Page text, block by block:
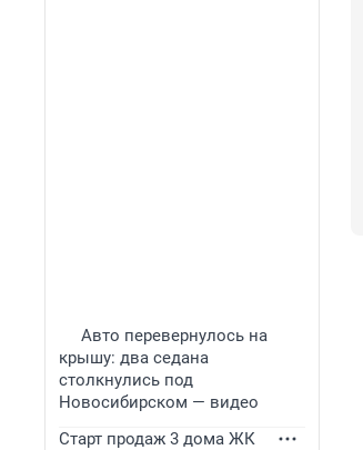
Авто перевернулось на
крышу: два седана
столкнулись под
Новосибирском — видео
Старт продаж 3 дома ЖК